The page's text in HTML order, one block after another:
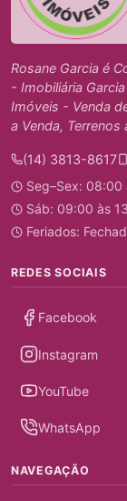
Rosane Garcia é
- Imobiliária
Imóveis - Venda
a Venda, Terrenos
(14) 3813-8617
Seg–Sex: 08:00
Sáb: 09:00 às
Feriados:
REDES SOCIAIS
Facebook
Instagram
YouTube
WhatsApp
NAVEGAÇÃO